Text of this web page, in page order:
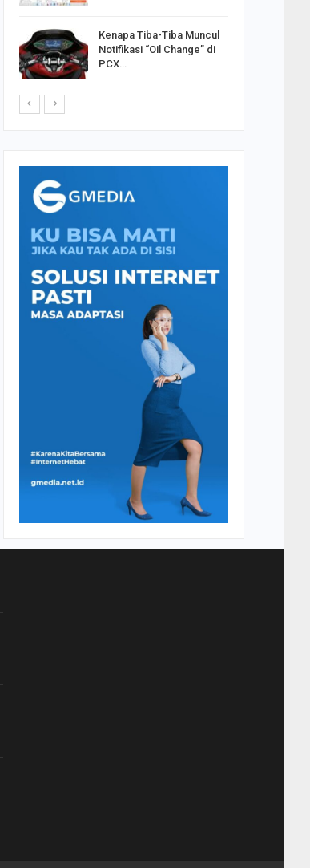
Kenapa Tiba-Tiba Muncul
Notifikasi “Oil Change” di
PCX…